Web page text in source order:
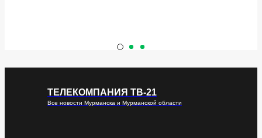
ТЕЛЕКОМПАНИЯ ТВ-21
Все новости Мурманска и Мурманской области